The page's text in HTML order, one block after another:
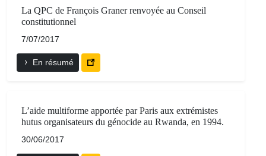
La QPC de François Graner renvoyée au Conseil
constitutionnel
7/07/2017
En résumé
L’aide multiforme apportée par Paris aux extrémistes
hutus organisateurs du génocide au Rwanda, en 1994.
30/06/2017